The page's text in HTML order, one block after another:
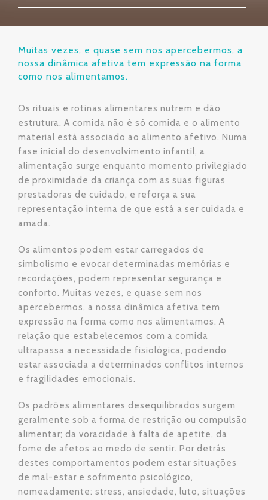
Muitas vezes, e quase sem nos apercebermos, a
nossa dinâmica afetiva tem expressão na forma
como nos alimentamos.
Os rituais e rotinas alimentares nutrem e dão
estrutura. A comida não é só comida e o alimento
material está associado ao alimento afetivo. Numa
fase inicial do desenvolvimento infantil, a
alimentação surge enquanto momento privilegiado
de proximidade da criança com as suas figuras
prestadoras de cuidado, e reforça a sua
representação interna de que está a ser cuidada e
amada.
Os alimentos podem estar carregados de
simbolismo e evocar determinadas memórias e
recordações, podem representar segurança e
conforto. Muitas vezes, e quase sem nos
apercebermos, a nossa dinâmica afetiva tem
expressão na forma como nos alimentamos. A
relação que estabelecemos com a comida
ultrapassa a necessidade fisiológica, podendo
estar associada a determinados conflitos internos
e fragilidades emocionais.
Os padrões alimentares desequilibrados surgem
geralmente sob a forma de restrição ou compulsão
alimentar; da voracidade à falta de apetite, da
fome de afetos ao medo de sentir. Por detrás
destes comportamentos podem estar situações
de mal-estar e sofrimento psicológico,
nomeadamente: stress, ansiedade, luto, situações